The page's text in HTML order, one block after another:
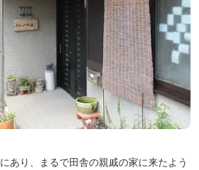
あり、まるで田舎の親戚の家に来たよう